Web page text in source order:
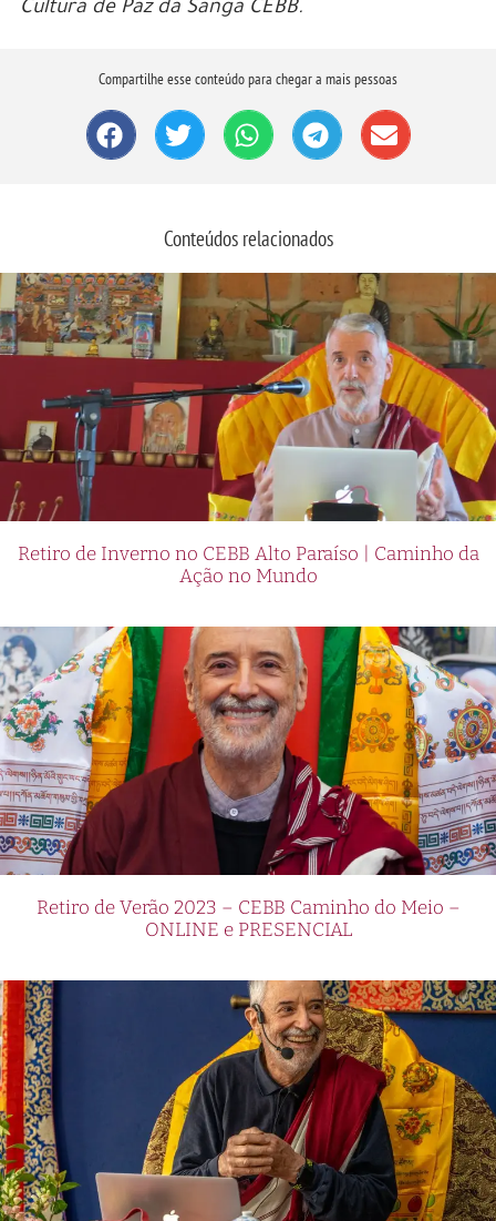
Cultura de Paz da Sanga CEBB.
Compartilhe esse conteúdo para chegar a mais pessoas
Conteúdos relacionados
Retiro de Inverno no CEBB Alto Paraíso | Caminho da
Ação no Mundo
Retiro de Verão 2023 – CEBB Caminho do Meio –
ONLINE e PRESENCIAL